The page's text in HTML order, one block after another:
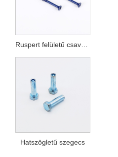
Ruspert felületű csavarok különböző színekben
Hatszögletű szegecs